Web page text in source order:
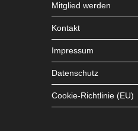
Mitglied werden
Kontakt
Impressum
Datenschutz
Cookie-Richtlinie (EU)